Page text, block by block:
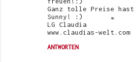
Ganz tolle Preise hast
Sunny! :)
LG Claudia
www.claudias-welt.com
ANTWORTEN